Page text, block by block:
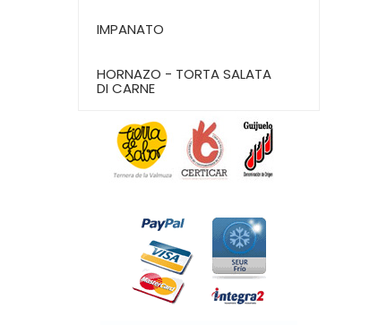
IMPANATO
HORNAZO - TORTA SALATA
DI CARNE